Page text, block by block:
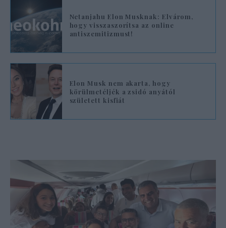
Netanjahu Elon Musknak: Elvárom,
hogy visszaszorítsa az online
antiszemitizmust!
Elon Musk nem akarta, hogy
körülmetéljék a zsidó anyától
született kisfiát